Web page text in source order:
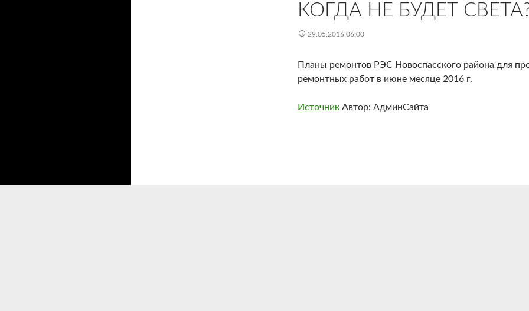
КОГДА НЕ БУДЕТ
29.05.2016 06:00
Планы ремонтов РЭС Новоспасского района для
ремонтных работ в июне месяце 2016 г.
Источник Автор: АдминСайта